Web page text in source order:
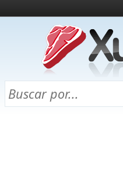
¿Qué es esto?
Directorio
Chuletas para exámenes